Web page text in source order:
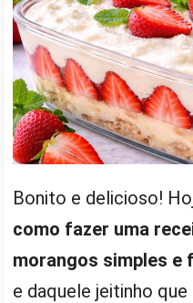
Bonito e delicioso!
como fazer uma
morangos simples e
e daquele jeitinho